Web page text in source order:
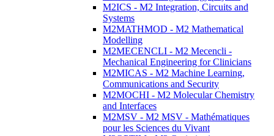
M2ICS - M2 Integration, Circuits and
Systems
M2MATHMOD - M2 Mathematical
Modelling
M2MECENCLI - M2 Mecencli -
Mechanical Engineering for Clinicians
M2MICAS - M2 Machine Learning,
Communications and Security
M2MOCHI - M2 Molecular Chemistry
and Interfaces
M2MSV - M2 MSV - Mathématiques
pour les Sciences du Vivant